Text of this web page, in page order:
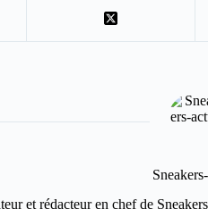
et rédacteur en chef de